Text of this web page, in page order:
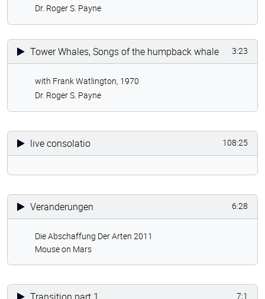
Dr. Roger S. Payne
Tower Whales, Songs of the humpback whale 3:23
with Frank Watlington, 1970
Dr. Roger S. Payne
live consolatio 108:25
Veranderungen 6:28
Die Abschaffung Der Arten 2011
Mouse on Mars
7:1